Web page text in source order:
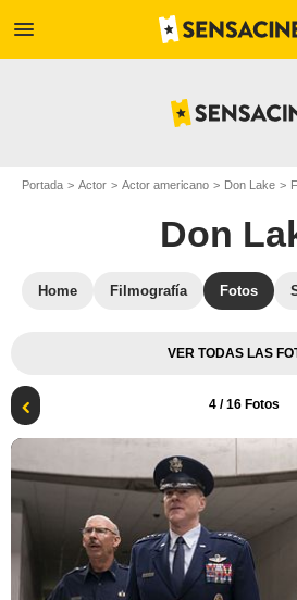
menu
Portada Actor Actor americano Don Lake
Don
Home Filmografía Fotos
VER TODAS LAS
4/ 16 Fotos